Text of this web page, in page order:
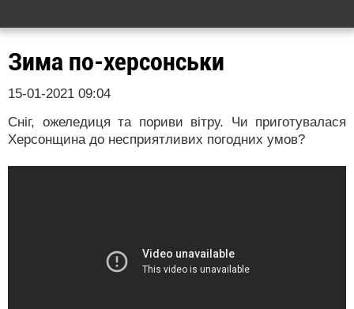
Зима по-херсонськи
15-01-2021 09:04
Сніг, ожеледиця та пориви вітру. Чи приготувалася
Херсонщина до несприятливих погодних умов?